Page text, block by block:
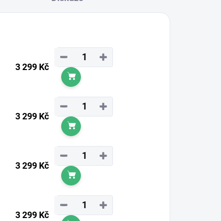
3 299 Kč
+
−
Do košíku
3 299 Kč
+
−
Do košíku
3 299 Kč
+
−
Do košíku
3 299 Kč
+
−